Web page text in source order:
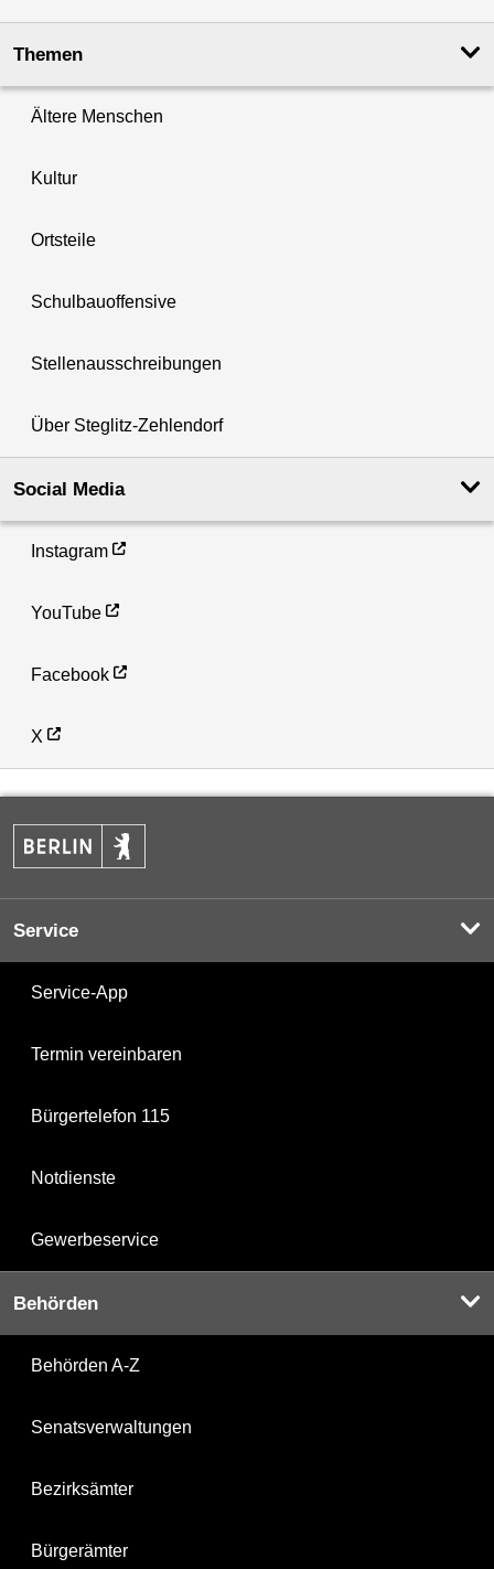
Themen
Ältere Menschen
Kultur
Ortsteile
Schulbauoffensive
Stellenausschreibungen
Über Steglitz-Zehlendorf
Social Media
Instagram
YouTube
Facebook
X
Service
Service-App
Termin vereinbaren
Bürgertelefon 115
Notdienste
Gewerbeservice
Behörden
Behörden A-Z
Senatsverwaltungen
Bezirksämter
Bürgerämter